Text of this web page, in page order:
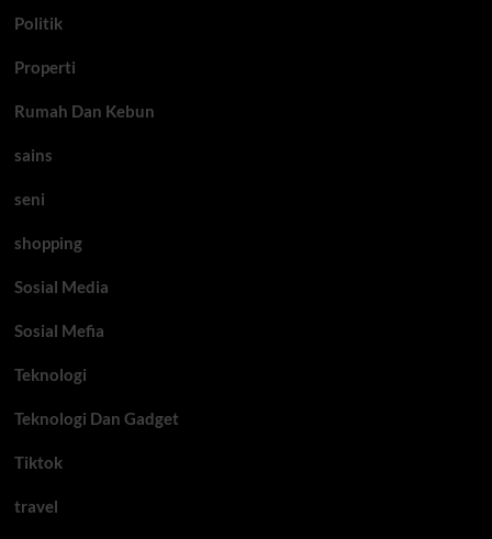
Politik
Properti
Rumah Dan Kebun
sains
seni
shopping
Sosial Media
Sosial Mefia
Teknologi
Teknologi Dan Gadget
Tiktok
travel